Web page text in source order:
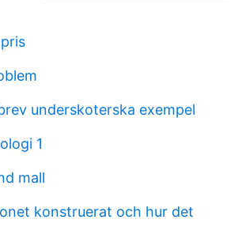
underskoterska exempel
1
mall
konstruerat och hur det